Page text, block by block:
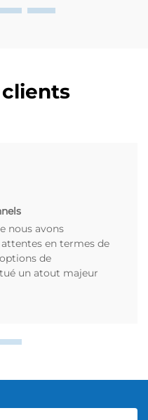
nous avons
en termes de
de
un atout majeur